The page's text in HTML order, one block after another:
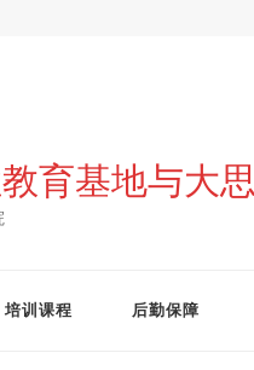
育基地与大
培训课程 后勤保障